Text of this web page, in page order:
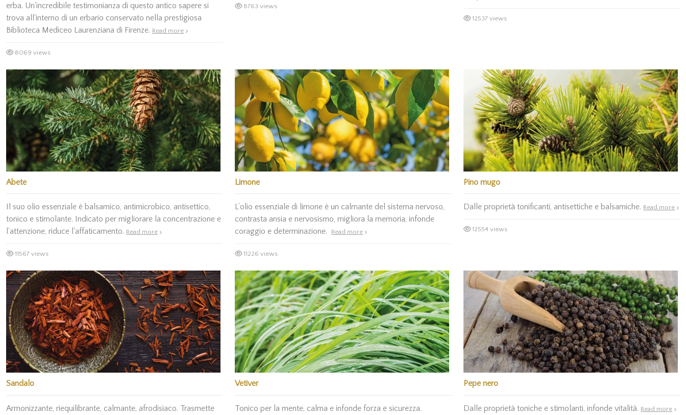
erba. Un'incredibile testimonianza di questo antico sapere si
trova all'interno di un erbario conservato nella prestigiosa
Biblioteca Mediceo Laurenziana di Firenze. Read more
8069 views
8763 views
12537 views
Abete
Il suo olio essenziale è balsamico, antimicrobico, antisettico,
tonico e stimolante. Indicato per migliorare la concentrazione e
l’attenzione, riduce l'affaticamento. Read more
11567 views
Limone
L’olio essenziale di limone è un calmante del sistema nervoso,
contrasta ansia e nervosismo, migliora la memoria, infonde
coraggio e determinazione.
Read more
11226 views
Pino mugo
Dalle proprietà tonificanti, antisettiche e balsamiche. Read more
12554 views
Sandalo
Armonizzante, riequilibrante, calmante, afrodisiaco. Trasmette
Vetiver
Tonico per la mente, calma e infonde forza e sicurezza.
Pepe nero
Dalle proprietà toniche e stimolanti, infonde vitalità. Read more